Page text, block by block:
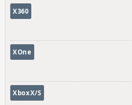
X360
XOne
XboxX/S